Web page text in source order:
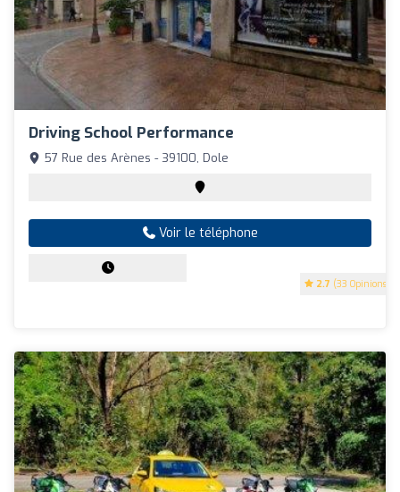
Driving School Performance
2.7 (33 Opinions)
57 Rue des Arènes - 39100, Dole
Voir le téléphone